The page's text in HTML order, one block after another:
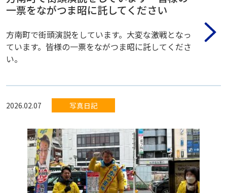
一票をながつま昭に託してください
方南町で街頭演説をしています。大変な激戦となっ
ています。皆様の一票をながつま昭に託してくださ
い。
2026.02.07 写真日記